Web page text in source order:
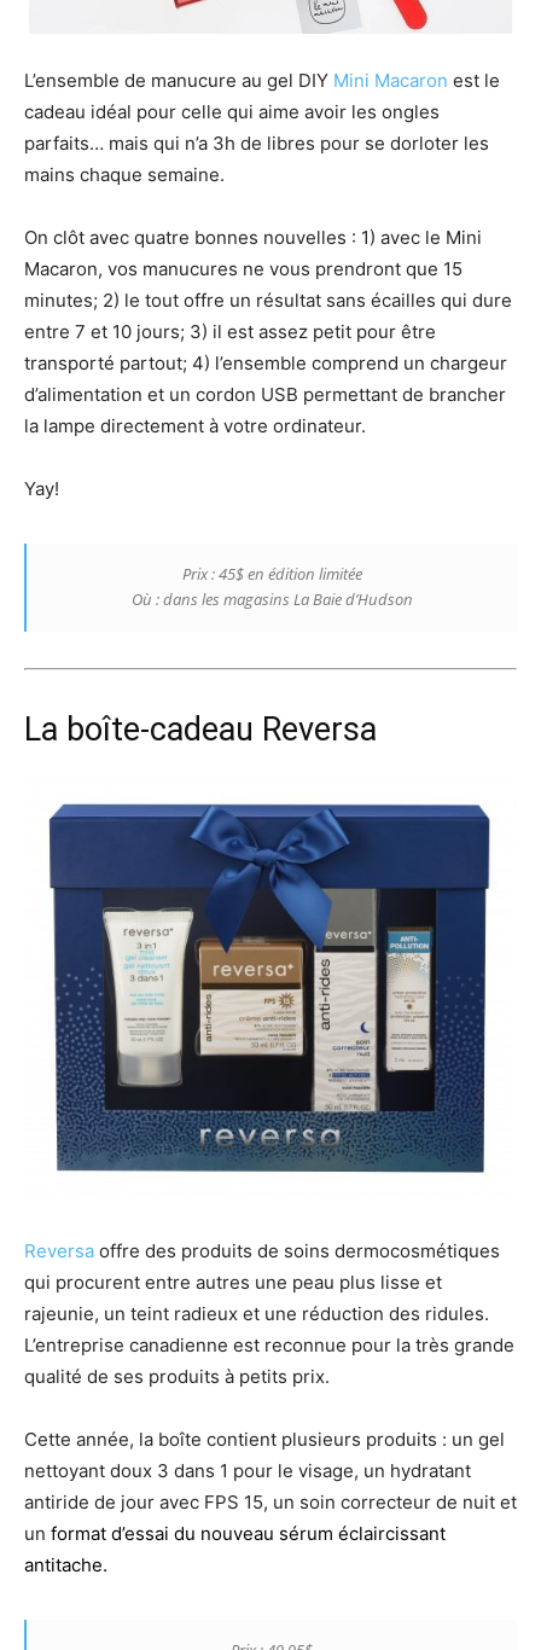
L’ensemble de manucure au gel DIY Mini Macaron est le
cadeau idéal pour celle qui aime avoir les ongles
parfaits… mais qui n’a 3h de libres pour se dorloter les
mains chaque semaine.
On clôt avec quatre bonnes nouvelles : 1) avec le Mini
Macaron, vos manucures ne vous prendront que 15
minutes; 2) le tout offre un résultat sans écailles qui dure
entre 7 et 10 jours; 3) il est assez petit pour être
transporté partout; 4) l’ensemble comprend un chargeur
d’alimentation et un cordon USB permettant de brancher
la lampe directement à votre ordinateur.
Yay!
Prix : 45$ en édition limitée
Où : dans les magasins La Baie d’Hudson
La boîte-cadeau Reversa
Reversa offre des produits de soins dermocosmétiques
qui procurent entre autres une peau plus lisse et
rajeunie, un teint radieux et une réduction des ridules.
L’entreprise canadienne est reconnue pour la très grande
qualité de ses produits à petits prix.
Cette année, la boîte contient plusieurs produits : un gel
nettoyant doux 3 dans 1 pour le visage, un hydratant
antiride de jour avec FPS 15, un soin correcteur de nuit et
un format d’essai du nouveau sérum éclaircissant
antitache.